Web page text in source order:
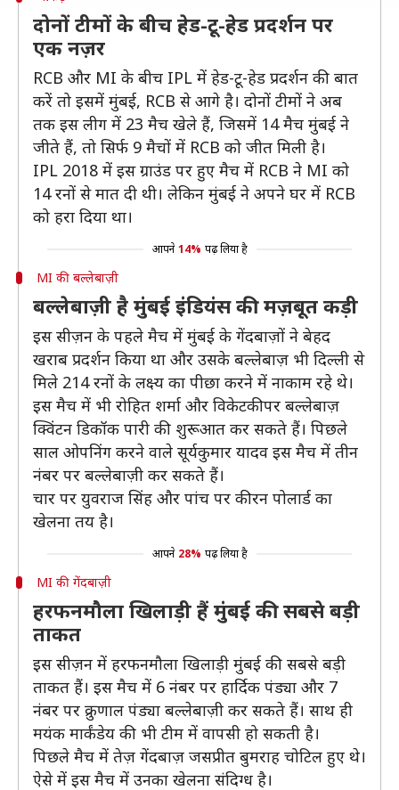
दोनों टीमों के बीच हेड-टू-हेड प्रदर्शन पर
एक नज़र
RCB और MI के बीच IPL में हेड-टू-हेड प्रदर्शन की बात
करें तो इसमें मुंबई, RCB से आगे है। दोनों टीमों ने अब
तक इस लीग में 23 मैच खेले हैं, जिसमें 14 मैच मुंबई ने
जीते हैं, तो सिर्फ 9 मैचों में RCB को जीत मिली है।
IPL 2018 में इस ग्राउंड पर हुए मैच में RCB ने MI को
14 रनों से मात दी थी। लेकिन मुंबई ने अपने घर में RCB
को हरा दिया था।
आपने 14% पढ़ लिया है
MI की बल्लेबाज़ी
बल्लेबाज़ी है मुंबई इंडियंस की मज़बूत कड़ी
इस सीज़न के पहले मैच में मुंबई के गेंदबाज़ों ने बेहद
खराब प्रदर्शन किया था और उसके बल्लेबाज़ भी दिल्ली से
मिले 214 रनों के लक्ष्य का पीछा करने में नाकाम रहे थे।
इस मैच में भी रोहित शर्मा और विकेटकीपर बल्लेबाज़
क्विंटन डिकॉक पारी की शुरूआत कर सकते हैं। पिछले
साल ओपनिंग करने वाले सूर्यकुमार यादव इस मैच में तीन
नंबर पर बल्लेबाज़ी कर सकते हैं।
चार पर युवराज सिंह और पांच पर कीरन पोलार्ड का
खेलना तय है।
आपने 28% पढ़ लिया है
MI की गेंदबाज़ी
हरफनमौला खिलाड़ी हैं मुंबई की सबसे बड़ी
ताकत
इस सीज़न में हरफनमौला खिलाड़ी मुंबई की सबसे बड़ी
ताकत हैं। इस मैच में 6 नंबर पर हार्दिक पंड्या और 7
नंबर पर क्रुणाल पंड्या बल्लेबाज़ी कर सकते हैं। साथ ही
मयंक मार्कंडेय की भी टीम में वापसी हो सकती है।
पिछले मैच में तेज़ गेंदबाज़ जसप्रीत बुमराह चोटिल हुए थे।
ऐसे में इस मैच में उनका खेलना संदिग्ध है।